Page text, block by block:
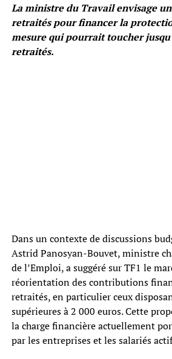
La ministre du Travail envisage
retraités pour financer la
mesure qui pourrait toucher
retraités.
Dans un contexte de discussions
Astrid Panosyan-Bouvet, ministre
de l’Emploi, a suggéré sur TF1 le
réorientation des contributions
retraités, en particulier ceux
supérieures à 2 000 euros. Cette
la charge financière actuellement
par les entreprises et les salariés